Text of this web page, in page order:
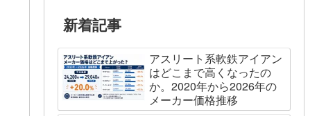
新着記事
アスリート系軟鉄アイアン
はどこまで高くなったの
か。2020年から2026年の
メーカー価格推移